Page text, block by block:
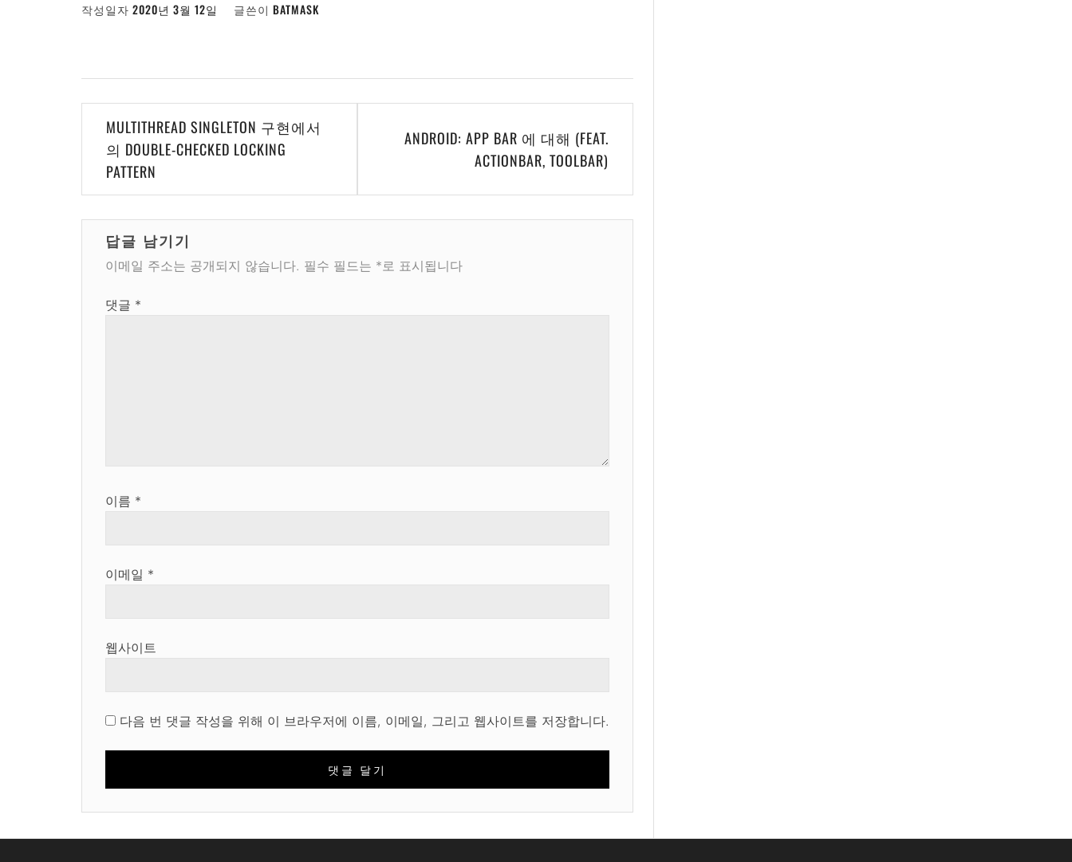
작성일자 2020년 3월 12일 글쓴이 BATMASK
MULTITHREAD SINGLETON 구현에서
의 DOUBLE-CHECKED LOCKING
PATTERN
ANDROID: APP BAR 에 대해 (FEAT.
ACTIONBAR, TOOLBAR)
답글 남기기
이메일 주소는 공개되지 않습니다. 필수 필드는 *로 표시됩니다
댓글 *
이름 *
이메일 *
웹사이트
다음 번 댓글 작성을 위해 이 브라우저에 이름, 이메일, 그리고 웹사이트를 저장합니다.